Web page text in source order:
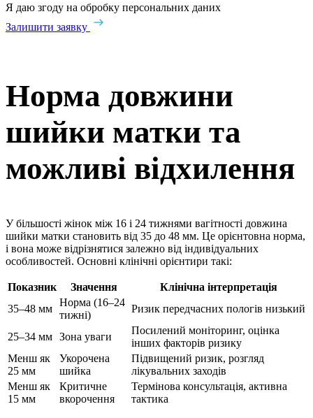
Я даю згоду на обробку персональних даних
Залишити заявку
Норма довжини
шийки матки та
можливі відхилення
У більшості жінок між 16 і 24 тижнями вагітності довжина
шийки матки становить від 35 до 48 мм. Це орієнтовна норма,
і вона може відрізнятися залежно від індивідуальних
особливостей. Основні клінічні орієнтири такі:
Показник Значення
Клінічна інтерпретація
35–48 мм
Норма (16–24
тижні)
Ризик передчасних пологів низький
25–34 мм Зона уваги
Посилений моніторинг, оцінка
інших факторів ризику
Менш як
25 мм
Укорочена
шийка
Підвищений ризик, розгляд
лікувальних заходів
Менш як
15 мм
Критичне
вкорочення
Термінова консультація, активна
тактика